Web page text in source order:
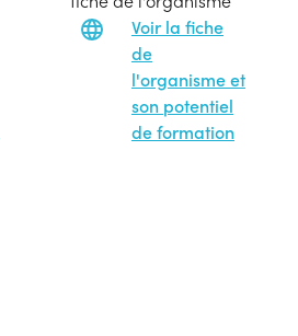
Voir la fiche
de
l'organisme et
son potentiel
de formation